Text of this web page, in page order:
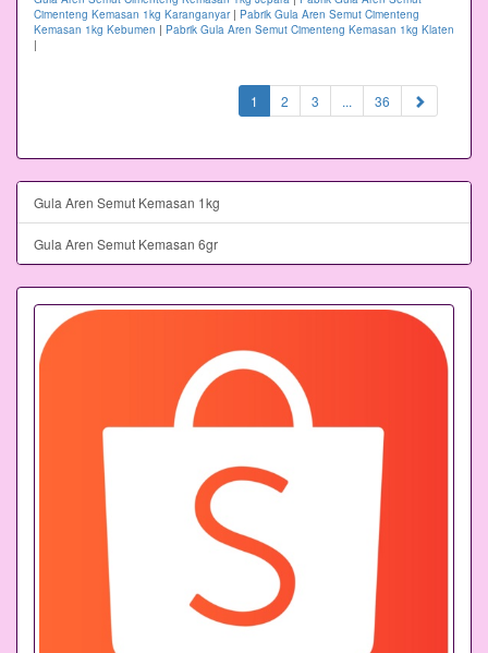
Cimenteng Kemasan 1kg Karanganyar| Pabrik Gula Aren Semut Cimenteng
Kemasan 1kg Kebumen | Pabrik Gula Aren Semut Cimenteng Kemasan 1kg Klaten
|
1 (current)
2 3 ... 36
Gula Aren Semut Kemasan 1kg
Gula Aren Semut Kemasan 6gr